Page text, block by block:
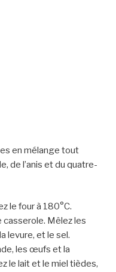
en mélange tout
de l’anis et du quatre-
le four à 180°C.
casserole. Mêlez les
levure, et le sel.
les œufs et la
le lait et le miel tièdes,